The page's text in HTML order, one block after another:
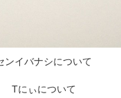
ンイバナシについて
Tにぃについて